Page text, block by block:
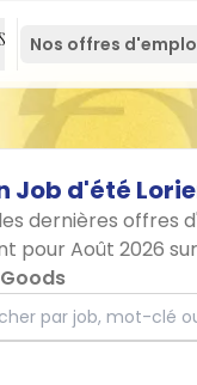
Nos offres
Job d'été
dernières offres
pour Août 2026
par job, mot-clé ou